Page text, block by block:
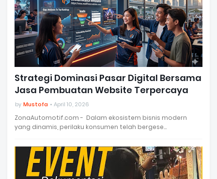
Strategi Dominasi Pasar Digital Bersama
Jasa Pembuatan Website Terpercaya
by Mustofa April 10, 2026
ZonaAutomotif.com - Dalam ekosistem bisnis modern
yang dinamis, perilaku konsumen telah bergese…